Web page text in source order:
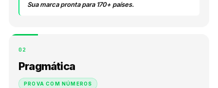
Sua marca pronta para 170+ países.
02
Pragmática
PROVA COM NÚMEROS